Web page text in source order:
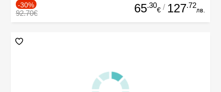
-30%
92.70€ 65.30
€ / 127.72
лв.